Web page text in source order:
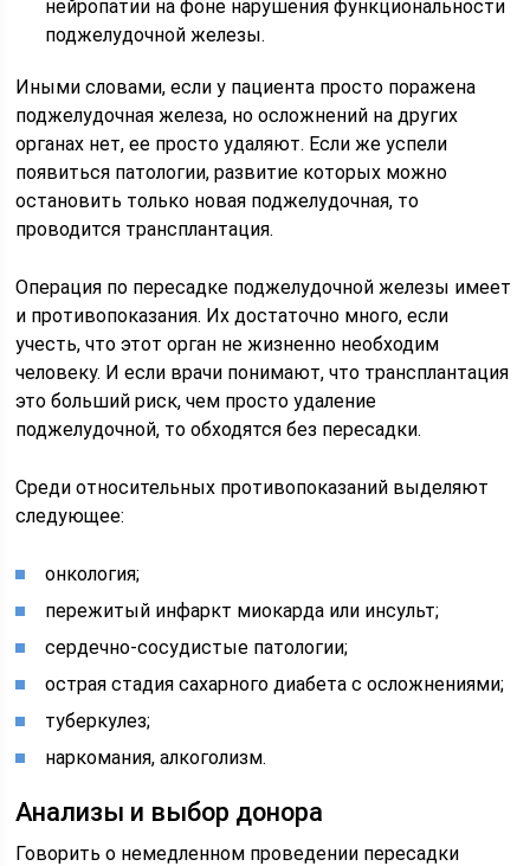
нейропатии на фоне нарушения функциональности
поджелудочной железы.
Иными словами, если у пациента просто поражена
поджелудочная железа, но осложнений на других
органах нет, ее просто удаляют. Если же успели
появиться патологии, развитие которых можно
остановить только новая поджелудочная, то
проводится трансплантация.
Операция по пересадке поджелудочной железы имеет
и противопоказания. Их достаточно много, если
учесть, что этот орган не жизненно необходим
человеку. И если врачи понимают, что трансплантация
это больший риск, чем просто удаление
поджелудочной, то обходятся без пересадки.
Среди относительных противопоказаний выделяют
следующее:
онкология;
пережитый инфаркт миокарда или инсульт;
сердечно-сосудистые патологии;
острая стадия сахарного диабета с осложнениями;
туберкулез;
наркомания, алкоголизм.
Анализы и выбор донора
Говорить о немедленном проведении пересадки